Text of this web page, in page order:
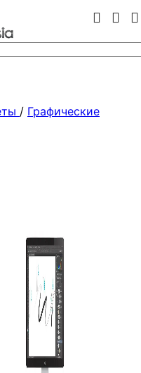
/ Графические